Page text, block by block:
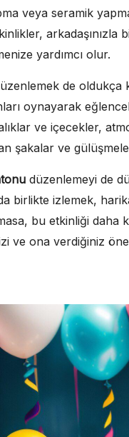
veya seramik
arkadaşınızla
yardımcı olur.
de oldukça
oynayarak
ve içecekler,
şakalar ve
düzenlemeyi de
birlikte izlemek,
bu etkinliği daha
ve ona verdiğiniz